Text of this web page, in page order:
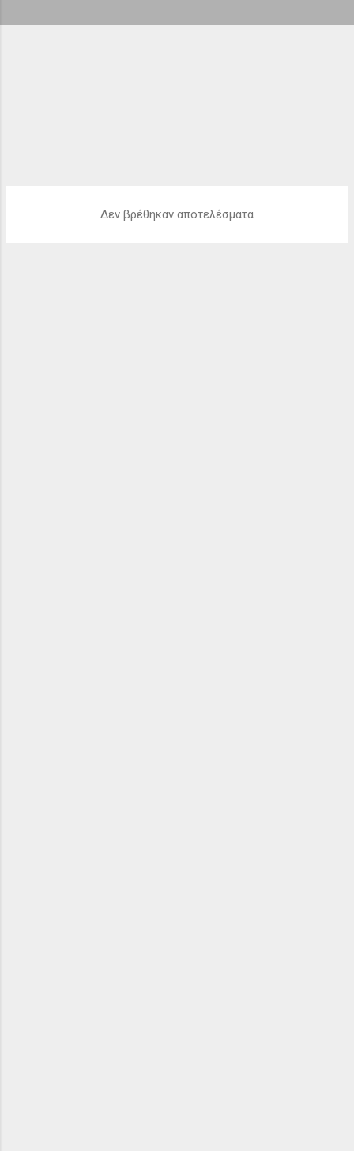
σ
Δεν βρέθηκαν αποτελέσματα